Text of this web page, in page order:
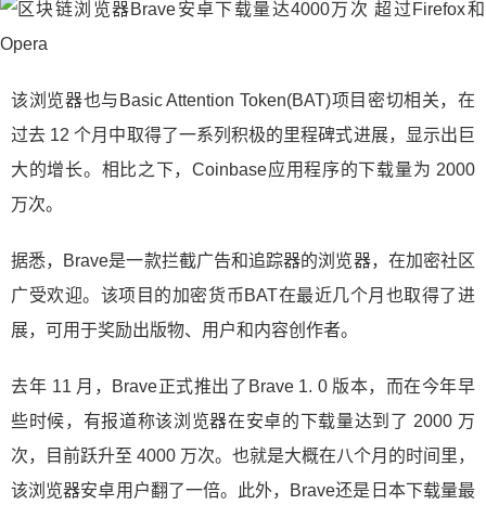
该浏览器也与Basic Attention Token(BAT)项目密切相关，在
过去 12 个月中取得了一系列积极的里程碑式进展，显示出巨
大的增长。相比之下，Coinbase应用程序的下载量为 2000
万次。
据悉，Brave是一款拦截广告和追踪器的浏览器，在加密社区
广受欢迎。该项目的加密货币BAT在最近几个月也取得了进
展，可用于奖励出版物、用户和内容创作者。
去年 11 月，Brave正式推出了Brave 1. 0 版本，而在今年早
些时候，有报道称该浏览器在安卓的下载量达到了 2000 万
次，目前跃升至 4000 万次。也就是大概在八个月的时间里，
该浏览器安卓用户翻了一倍。此外，Brave还是日本下载量最